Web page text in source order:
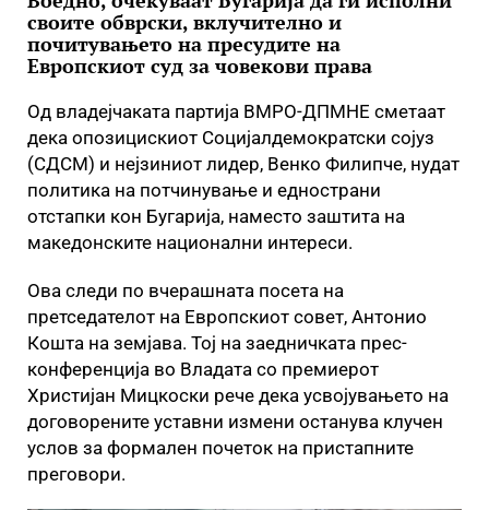
своите обврски, вклучително и
почитувањето на пресудите на
Европскиот суд за човекови права
Од владејчаката партија ВМРО-ДПМНЕ сметаат
дека опозицискиот Социјалдемократски сојуз
(СДСМ) и нејзиниот лидер, Венко Филипче, нудат
политика на потчинување и еднострани
отстапки кон Бугарија, наместо заштита на
македонските национални интереси.
Ова следи по вчерашната посета на
претседателот на Европскиот совет, Антонио
Кошта на земјава. Тој на заедничката прес-
конференција во Владата со премиерот
Христијан Мицкоски рече дека усвојувањето на
договорените уставни измени останува клучен
услов за формален почеток на пристапните
преговори.